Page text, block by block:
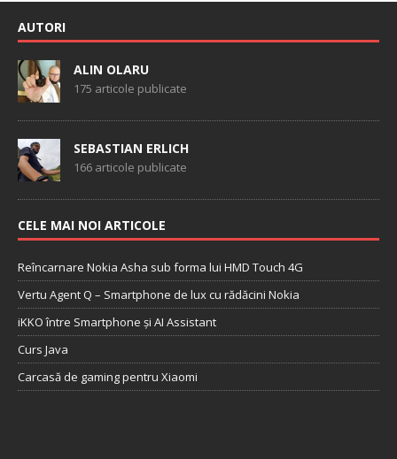
AUTORI
ALIN OLARU
175 articole publicate
SEBASTIAN ERLICH
166 articole publicate
CELE MAI NOI ARTICOLE
Reîncarnare Nokia Asha sub forma lui HMD Touch 4G
Vertu Agent Q – Smartphone de lux cu rădăcini Nokia
iKKO între Smartphone și AI Assistant
Curs Java
Carcasă de gaming pentru Xiaomi